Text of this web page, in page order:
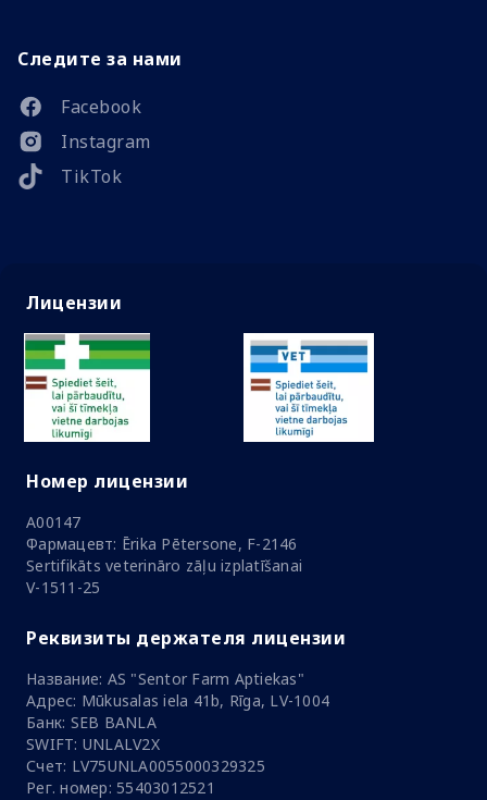
Следите за нами
Facebook
Instagram
TikTok
Лицензии
Номер лицензии
A00147
Фармацевт: Ērika Pētersone, F-2146
Sertifikāts veterināro zāļu izplatīšanai
V-1511-25
Реквизиты держателя лицензии
Название: AS "Sentor Farm Aptiekas"
Адрес: Mūkusalas iela 41b, Rīga, LV-1004
Банк: SEB BANLA
SWIFT: UNLALV2X
Счет: LV75UNLA0055000329325
Рег. номер: 55403012521